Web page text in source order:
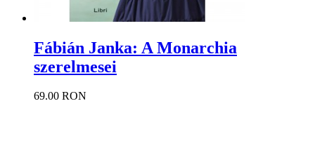
Fábián Janka: A Monarchia
szerelmesei
69.00 RON